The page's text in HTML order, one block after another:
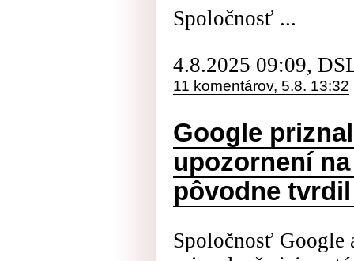
Spoločnosť ...
4.8.2025 09:09,
11 komentárov, 5.8. 13:32
Google
upozornení
pôvodne
Spoločnosť Google